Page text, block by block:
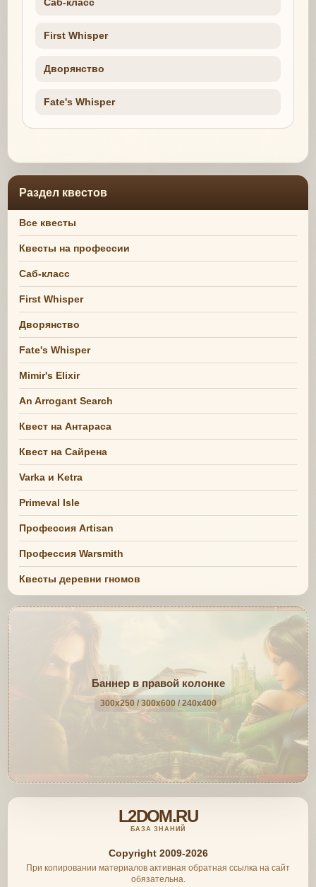
First Whisper
Дворянство
Fate's Whisper
Раздел квестов
Все квесты
Квесты на профессии
Саб-класс
First Whisper
Дворянство
Fate's Whisper
Mimir's Elixir
An Arrogant Search
Квест на Антараса
Квест на Сайрена
Varka и Ketra
Primeval Isle
Профессия Artisan
Профессия Warsmith
Квесты деревни гномов
Баннер в правой колонке
300x250 / 300x600 / 240x400
L2DOM.RU
БАЗА ЗНАНИЙ
Copyright 2009-2026
При копировании материалов активная обратная ссылка на сайт
обязательна.